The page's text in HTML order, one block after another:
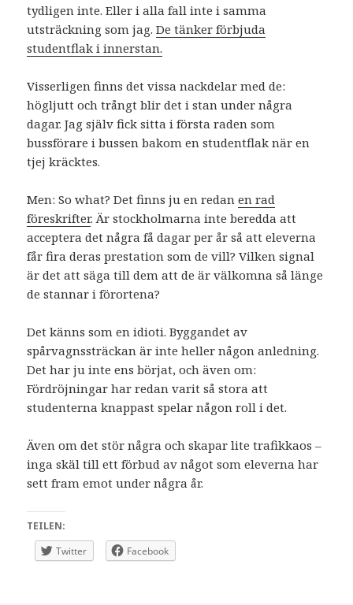
tydligen inte. Eller i alla fall inte i samma
utsträckning som jag.De tänker förbjuda
studentflak i innerstan.
Visserligen finns det vissa nackdelar med de:
högljutt och trångt blir det i stan under några
dagar. Jag själv fick sitta i första raden som
bussförare i bussen bakom en studentflak när en
tjej kräcktes.
Men: So what? Det finns ju en redanen rad
föreskrifter. Är stockholmarna inte beredda att
acceptera det några få dagar per år så att eleverna
får fira deras prestation som de vill? Vilken signal
är det att säga till dem att de är välkomna så länge
de stannar i förortena?
Det känns som en idioti. Byggandet av
spårvagnssträckan är inte heller någon anledning.
Det har ju inte ens börjat, och även om:
Fördröjningar har redan varit så stora att
studenterna knappast spelar någon roll i det.
Även om det stör några och skapar lite trafikkaos –
inga skäl till ett förbud av något som eleverna har
sett fram emot under några år.
TEILEN:
Twitter
Facebook